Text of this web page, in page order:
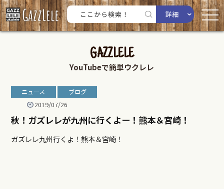
詳細
GAZZLELE
YouTubeで簡単ウクレレ
ニュース
ブログ
2019/07/26
秋！ガズレレが九州に行くよー！熊本＆宮崎！
ガズレレ九州行くよ！熊本＆宮崎！